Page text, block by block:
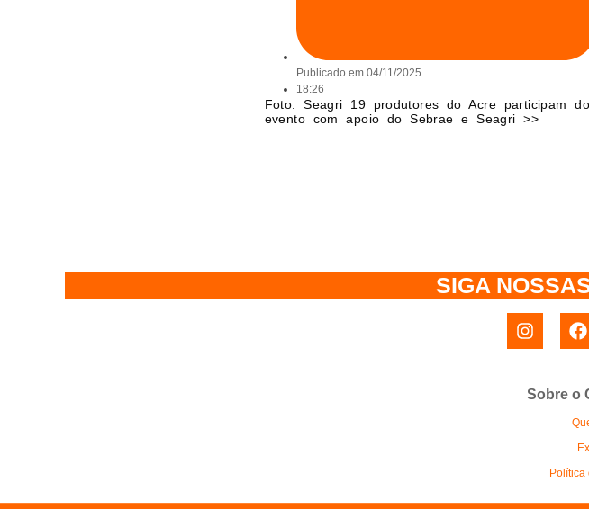
Publicado em 04/11/2025
18:26
Foto: Seagri 19 produtores do Acre participam do
evento com apoio do Sebrae e Seagri >>
SIGA
Sobre o
Política